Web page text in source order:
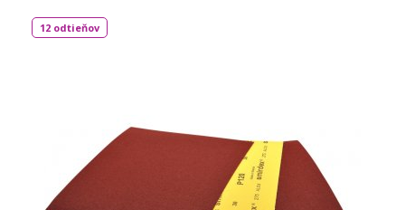
flexibilita umožňuje ľahké skladanie a trhanie. Kombinuje
vysokú reznú účinnosť s jedinečným konečným výsledkom.
12 odtieňov